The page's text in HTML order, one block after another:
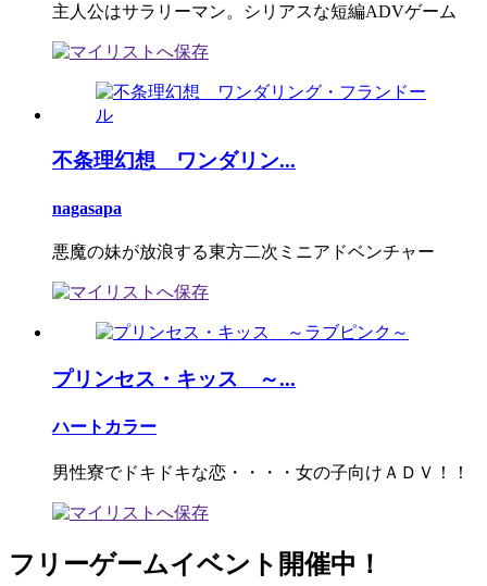
主人公はサラリーマン。シリアスな短編ADVゲーム
不条理幻想 ワンダリン...
nagasapa
悪魔の妹が放浪する東方二次ミニアドベンチャー
プリンセス・キッス ～...
ハートカラー
男性寮でドキドキな恋・・・・女の子向けＡＤＶ！！
フリーゲームイベント開催中！